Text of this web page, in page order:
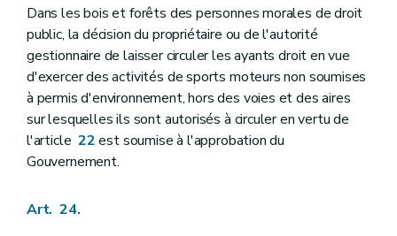
Dans les bois et forêts des personnes morales de droit
public, la décision du propriétaire ou de l'autorité
gestionnaire de laisser circuler les ayants droit en vue
d'exercer des activités de sports moteurs non soumises
à permis d'environnement, hors des voies et des aires
sur lesquelles ils sont autorisés à circuler en vertu de
l'article22est soumise à l'approbation du
Gouvernement.
Art. 24.